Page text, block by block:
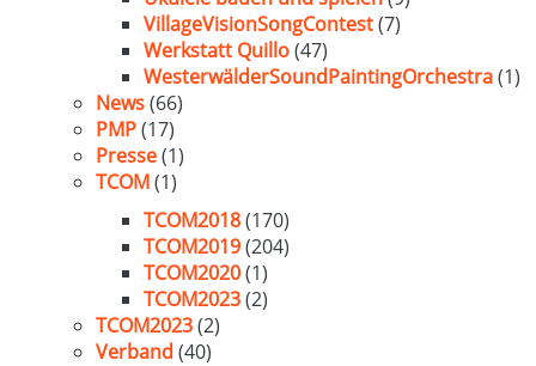
VillageVisionSongContest(7)
Werkstatt Quillo(47)
WesterwälderSoundPaintingOrchestra(1)
News(66)
PMP(17)
Presse(1)
TCOM(1)
TCOM2018(170)
TCOM2019(204)
TCOM2020(1)
TCOM2023(2)
TCOM2023(2)
Verband (40)